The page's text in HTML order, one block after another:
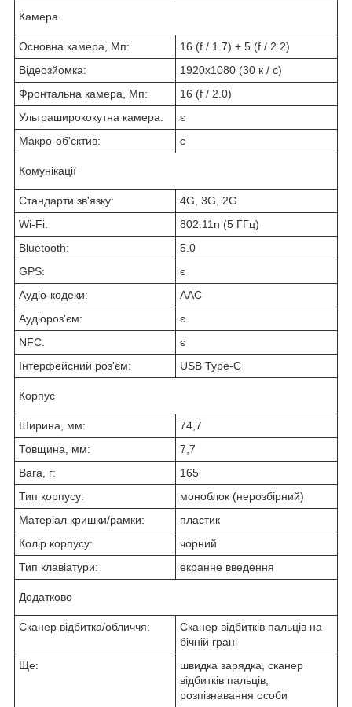
Камера
Основна камера, Мп:
16 (f / 1.7) + 5 (f / 2.2)
Відеозйомка:
1920x1080 (30 к / с)
Фронтальна камера, Мп:
16 (f / 2.0)
Ультраширококутна камера:
є
Макро-об'єктив:
є
Комунікації
Стандарти зв'язку:
4G, 3G, 2G
Wi-Fi:
802.11n (5 ГГц)
Bluetooth:
5.0
GPS:
є
Аудіо-кодеки:
AAC
Аудіороз'єм:
є
NFC:
є
Інтерфейсний роз'єм:
USB Type-C
Корпус
Ширина, мм:
74,7
Товщина, мм:
7,7
Вага, г:
165
Тип корпусу:
моноблок (нерозбірний)
Матеріал кришки/рамки:
пластик
Колір корпусу:
чорний
Тип клавіатури:
екранне введення
Додатково
Сканер відбитка/обличчя:
Сканер відбитків пальців на
бічній грані
Ще:
швидка зарядка, сканер
відбитків пальців,
розпізнавання особи